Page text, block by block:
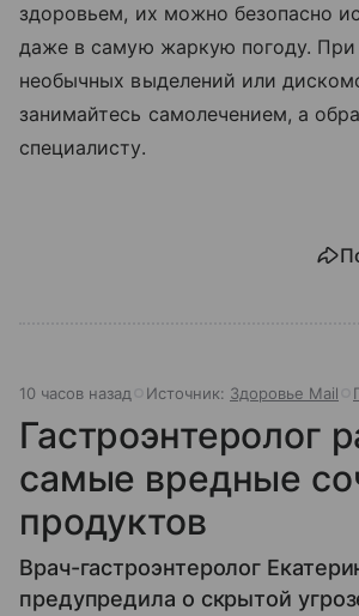
здоровьем, их можно безопасно
даже в самую жаркую погоду. При
необычных выделений или
занимайтесь самолечением, а
специалисту.
10 часов назад Источник: Здоровье Mail
Гастроэнтеролог
самые вредные
продуктов
Врач-гастроэнтеролог
предупредила о скрытой